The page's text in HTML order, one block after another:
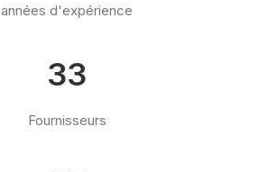
années d'expérience
33
Fournisseurs